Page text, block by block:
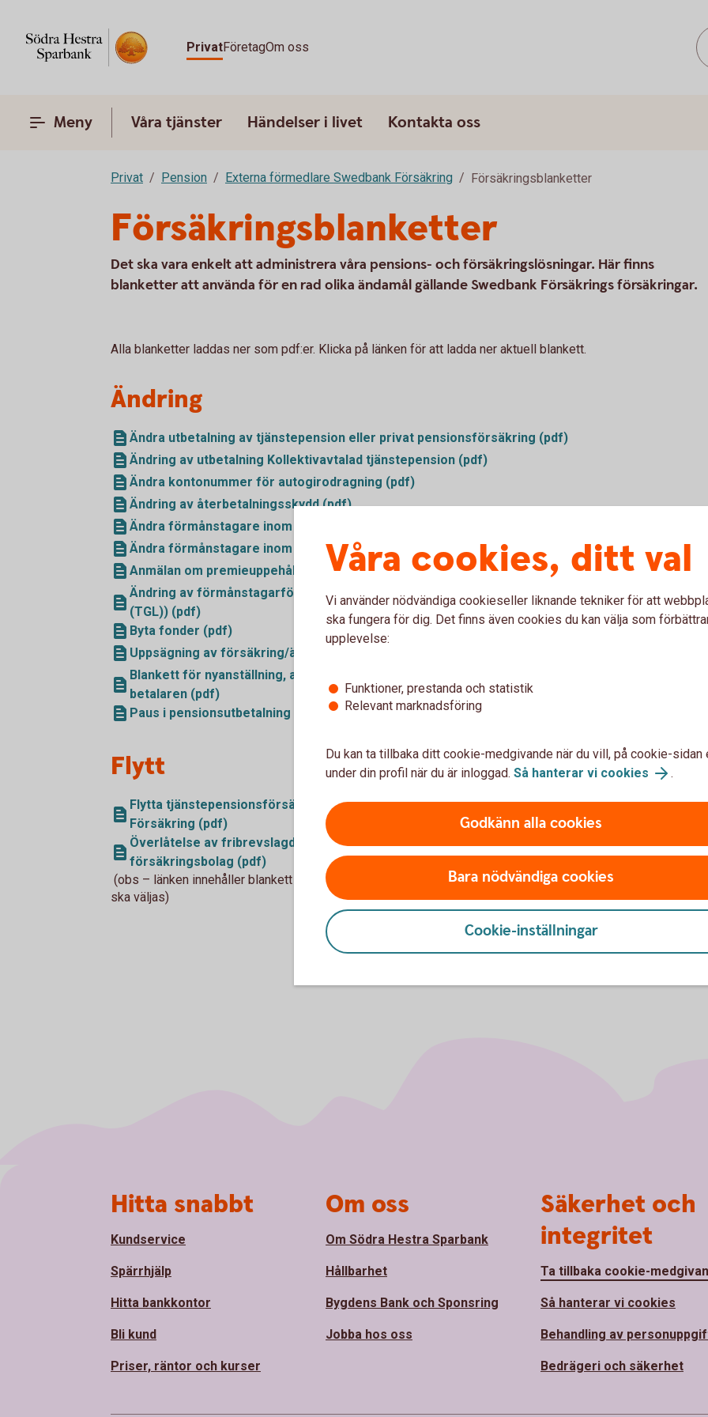
PrivatFöretagOm oss
Meny Våra tjänster Händelser i livet Kontakta oss
Privat Pension Externa förmedlare Swedbank Försäkring Försäkringsblanketter
Försäkringsblanketter
Det ska vara enkelt att administrera våra pensions- och försäkringslösningar. Här finns
blanketter att använda för en rad olika ändamål gällande Swedbank Försäkrings försäkringar.
Alla blanketter laddas ner som pdf:er. Klicka på länken för att ladda ner aktuell blankett.
Ändring
Ändra utbetalning av tjänstepension eller privat pensionsförsäkring (pdf)
Ändring av utbetalning Kollektivavtalad tjänstepension (pdf)
Ändra kontonummer för autogirodragning (pdf)
Ändring av återbetalningsskydd (pdf)
Ändra förmånstagare inom kapitalförsäkring (pdf)
Ändra förmånstagare inom pensionsförsäkring (pdf)
Anmälan om premieuppehåll för pensionsplan (pdf)
Ändring av förmånstagarförordnande – Livförsäkring (inkl. tjänstegruppliv
(TGL)) (pdf)
Byta fonder (pdf)
Uppsägning av försäkring/ändring till fribrev (pdf)
Blankett för nyanställning, avanmälan och löneändring i pensionsplan –
betalaren (pdf)
Paus i pensionsutbetalning (pdf)
Flytt
Flytta tjänstepensionsförsäkring eller pensionsförsäkring till Swedbank
Försäkring (pdf)
Överlåtelse av fribrevslagd pensionsförsäkring i samband med flytt till annat
försäkringsbolag (pdf)
(obs – länken innehåller blankett för både företag och privatperson – endast en av dem
ska väljas)
Våra cookies, ditt val
Vi använder nödvändiga cookieseller liknande tekniker för att
ska fungera för dig. Det finns även cookies du kan välja som
upplevelse:
Funktioner, prestanda och statistik
Relevant marknadsföring
Du kan ta tillbaka ditt cookie-medgivande när du vill, på cookie-sidan
under din profil när du är inloggad. Så hanterar vi cookies .
Godkänn alla cookies
Bara nödvändiga cookies
Cookie-inställningar
Hitta snabbt
Kundservice
Spärrhjälp
Hitta bankkontor
Bli kund
Priser, räntor och kurser
Om oss
Om Södra Hestra Sparbank
Hållbarhet
Bygdens Bank och Sponsring
Jobba hos oss
Säkerhet och
integritet
Ta tillbaka cookie-
Så hanterar vi cookies
Behandling av
Bedrägeri och säkerhet